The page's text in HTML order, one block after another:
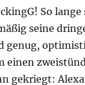
So
seine
genug,
einen
gekriegt: